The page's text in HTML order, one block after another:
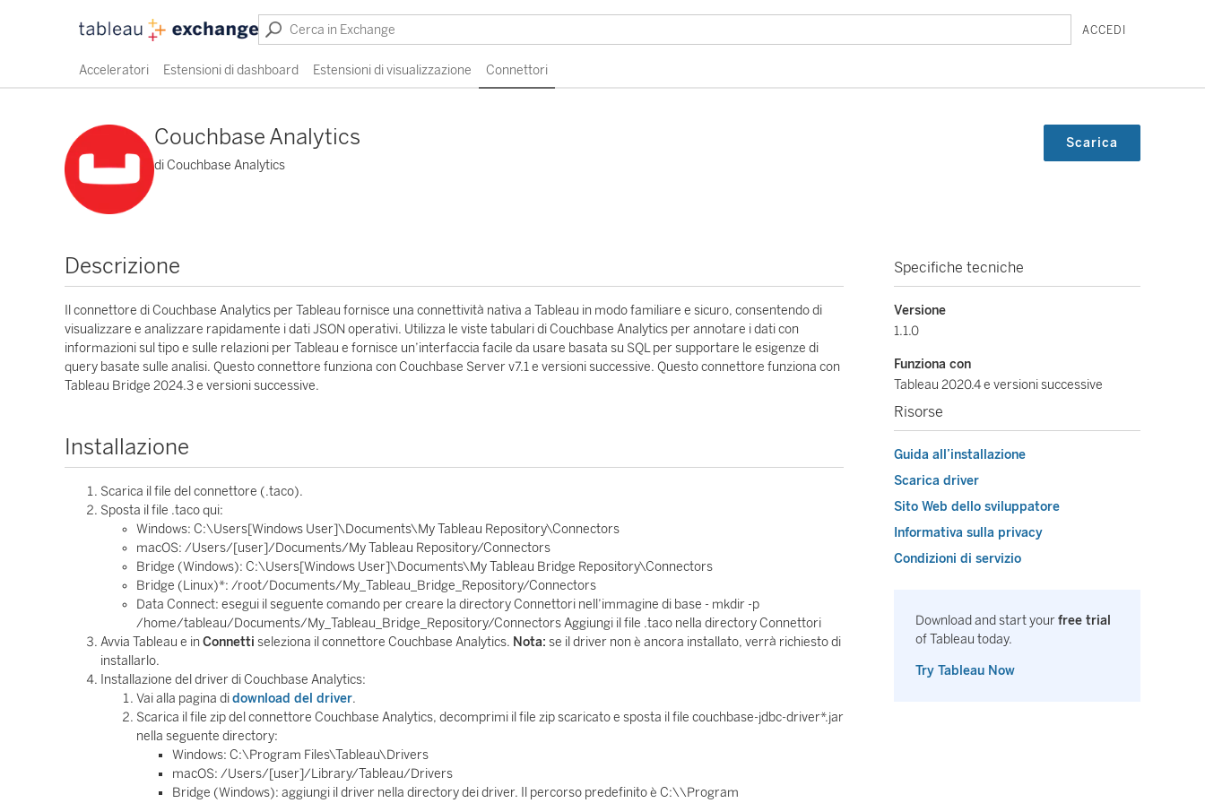
ACCEDI
Acceleratori Estensioni di dashboard Estensioni di visualizzazione Connettori
Couchbase Analytics
di Couchbase Analytics
Scarica
Descrizione
Il connettore di Couchbase Analytics per Tableau fornisce una connettività nativa a Tableau in modo familiare e sicuro, consentendo di
visualizzare e analizzare rapidamente i dati JSON operativi. Utilizza le viste tabulari di Couchbase Analytics per annotare i dati con
informazioni sul tipo e sulle relazioni per Tableau e fornisce un’interfaccia facile da usare basata su SQL per supportare le esigenze di
query basate sulle analisi. Questo connettore funziona con Couchbase Server v7.1 e versioni successive. Questo connettore funziona con
Tableau Bridge 2024.3 e versioni successive.
Installazione
Scarica il file del connettore (.taco).
Sposta il file .taco qui:
Windows: C:\Users[Windows User]\Documents\My Tableau Repository\Connectors
macOS: /Users/[user]/Documents/My Tableau Repository/Connectors
Bridge (Windows): C:\Users[Windows User]\Documents\My Tableau Bridge Repository\Connectors
Bridge (Linux)*: /root/Documents/My_Tableau_Bridge_Repository/Connectors
Data Connect: esegui il seguente comando per creare la directory Connettori nell’immagine di base - mkdir -p
/home/tableau/Documents/My_Tableau_Bridge_Repository/Connectors Aggiungi il file .taco nella directory Connettori
Avvia Tableau e in Connetti seleziona il connettore Couchbase Analytics. Nota: se il driver non è ancora installato, verrà richiesto di
installarlo.
Installazione del driver di Couchbase Analytics:
Vai alla pagina didownload del driver.
Scarica il file zip del connettore Couchbase Analytics, decomprimi il file zip scaricato e sposta il file couchbase-jdbc-driver*.jar
nella seguente directory:
Windows: C:\Program Files\Tableau\Drivers
macOS: /Users/[user]/Library/Tableau/Drivers
Bridge (Windows): aggiungi il driver nella directory dei driver. Il percorso predefinito è C:\\Program
Specifiche tecniche
Versione
1.1.0
Funziona con
Tableau 2020.4 e versioni successive
Risorse
Guida all’installazione
Scarica driver
Sito Web dello sviluppatore
Informativa sulla privacy
Condizioni di servizio
Download and start yourfree trial
of Tableau today.
Try Tableau Now